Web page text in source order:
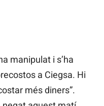
manipulat i s’ha
a Ciegsa. Hi
més diners”.